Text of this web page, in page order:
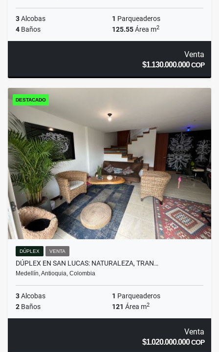
3Alcobas 1 Parqueaderos
4 Baños 125.55Área m2
Venta
$1.130.000.000COP
DESTACADO
DÚPLEX VENTA
DÚPLEX EN SAN LUCAS: NATURALEZA, TRAN…
Medellín, Antioquia, Colombia
3Alcobas 1 Parqueaderos
2 Baños 121 Área m2
Venta
$1.020.000.000COP